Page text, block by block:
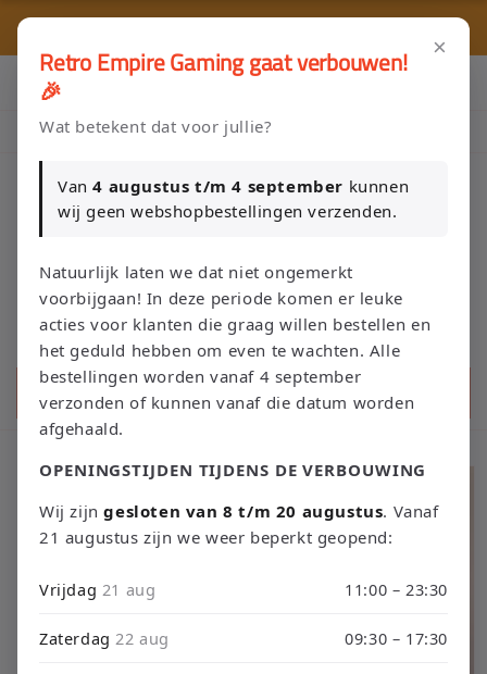
passer
contenu
Klik Hier en Verkoop je Game of TCG collectie aan Retro Empire
Nieuw: zoek je Magic-deck automatisch op in onze voorraad.
Recherche
Passer aux
produits
×
Retro Empire Gaming gaat verbouwen!
🎉
Wat betekent dat voor jullie?
Van4 augustus t/m 4 september kunnen
wij geen webshopbestellingen verzenden.
Natuurlijk laten we dat niet ongemerkt
voorbijgaan! In deze periode komen er leuke
acties voor klanten die graag willen bestellen en
het geduld hebben om even te wachten. Alle
bestellingen worden vanaf 4 september
verzonden of kunnen vanaf die datum worden
afgehaald.
OPENINGSTIJDEN TIJDENS DE VERBOUWING
Wij zijngesloten van 8 t/m 20 augustus. Vanaf
21 augustus zijn we weer beperkt geopend:
Vrijdag 21 aug 11:00 – 23:30
Zaterdag22 aug 09:30 – 17:30